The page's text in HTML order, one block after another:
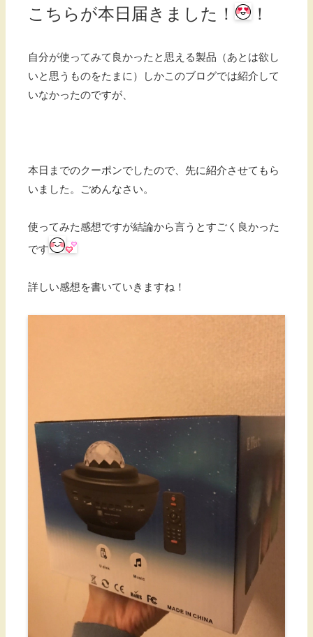
こちらが本日届きました！ ！
自分が使ってみて良かったと思える製品（あとは欲し
いと思うものをたまに）しかこのブログでは紹介して
いなかったのですが、
本日までのクーポンでしたので、先に紹介させてもら
いました。ごめんなさい。
使ってみた感想ですが結論から言うとすごく良かった
です
詳しい感想を書いていきますね！